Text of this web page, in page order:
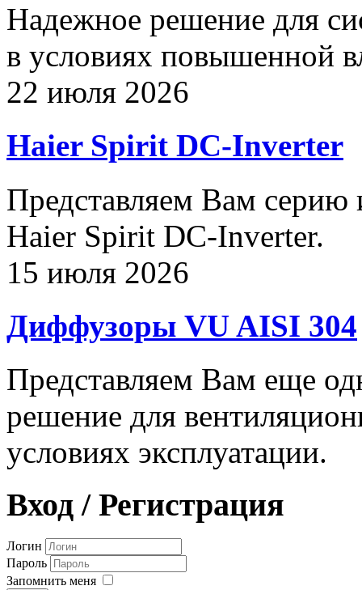
Надежное решение для
в условиях повышенной
22 июля 2026
Haier Spirit DC-Inverter
Представляем Вам серию
Haier Spirit DC-Inverter.
15 июля 2026
Диффузоры VU AISI 304
Представляем Вам еще
решение для
условиях эксплуатации.
Вход / Регистрация
Логин
Пароль
Запомнить меня